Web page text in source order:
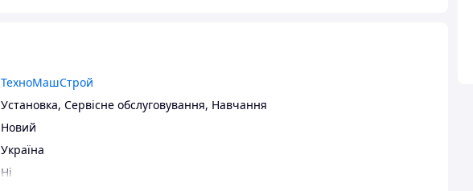
ТехноМашСтрой
Установка, Сервісне обслуговування, Навчання
Новий
Україна
Ні